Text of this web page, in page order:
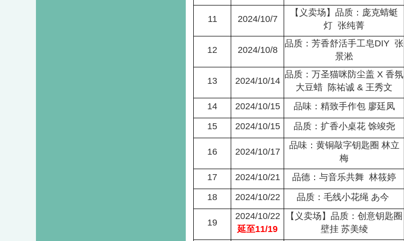
11 2024/10/7
【义卖场】品质：庞克蜻蜓
灯 张纯菁
12 2024/10/8
品质：芳香舒活手工皂DIY 张
景淞
13 2024/10/14
品质：万圣猫咪防尘盖 X 香氛
大豆蜡 陈祐诚 & 王秀文
14 2024/10/15 品味：精致手作包 廖廷凤
15
2024/10/15 品质：扩香小桌花 馀竣尧
16 2024/10/17
品味：黄铜敲字钥匙圈 林立
梅
17 2024/10/21 品德：与音乐共舞 林筱婷
18
2024/10/22 品质：毛线小花绳 あ今
19
2024/10/22
延至11/19
【义卖场】品质：创意钥匙圈
壁挂 苏美绫